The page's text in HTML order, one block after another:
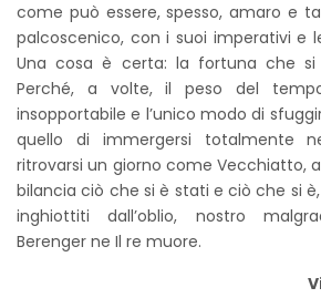
come può essere, spesso, amaro e
palcoscenico, con i suoi imperativi e
Una cosa è certa: la fortuna che
Perché, a volte, il peso del
insopportabile e l’unico modo di
quello di immergersi totalmente
ritrovarsi un giorno come Vecchiatto,
bilancia ciò che si è stati e ciò che si
inghiottiti dall’oblio, nostro
Berenger ne Il re muore.